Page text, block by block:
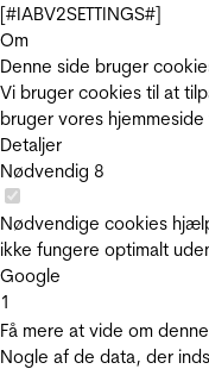
[#IABV2SETTINGS#]
Om
Denne side bruger
Vi bruger cookies til at
bruger vores
Detaljer
Nødvendig 8
Nødvendige cookies
ikke fungere optimalt
Google
1
Få mere at vide om
Nogle af de data, der